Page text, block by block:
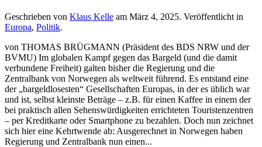
Geschrieben von Klaus Kelle am März 4, 2025. Veröffentlicht in
Europa, Politik.
von THOMAS BRÜGMANN (Präsident des BDS NRW und der
BVMU) Im globalen Kampf gegen das Bargeld (und die damit
verbundene Freiheit) galten bisher die Regierung und die
Zentralbank von Norwegen als weltweit führend. Es entstand eine
der „bargeldlosesten“ Gesellschaften Europas, in der es üblich war
und ist, selbst kleinste Beträge – z.B. für einen Kaffee in einem der
bei praktisch allen Sehenswürdigkeiten errichteten Touristenzentren
– per Kreditkarte oder Smartphone zu bezahlen. Doch nun zeichnet
sich hier eine Kehrtwende ab: Ausgerechnet in Norwegen haben
Regierung und Zentralbank nun einen...